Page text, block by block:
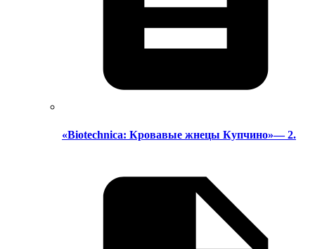
«Biotechnica: Кровавые жнецы Купчино»— 2.